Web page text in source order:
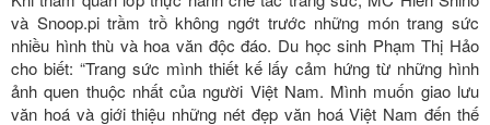
và Snoop.pi trầm trồ không ngớt trước những món trang sức
nhiều hình thù và hoa văn độc đáo. Du học sinh Phạm Thị Hảo
cho biết: “Trang sức mình thiết kế lấy cảm hứng từ những hình
ảnh quen thuộc nhất của người Việt Nam. Mình muốn giao lưu
văn hoá và giới thiệu những nét đẹp văn hoá Việt Nam đến thế